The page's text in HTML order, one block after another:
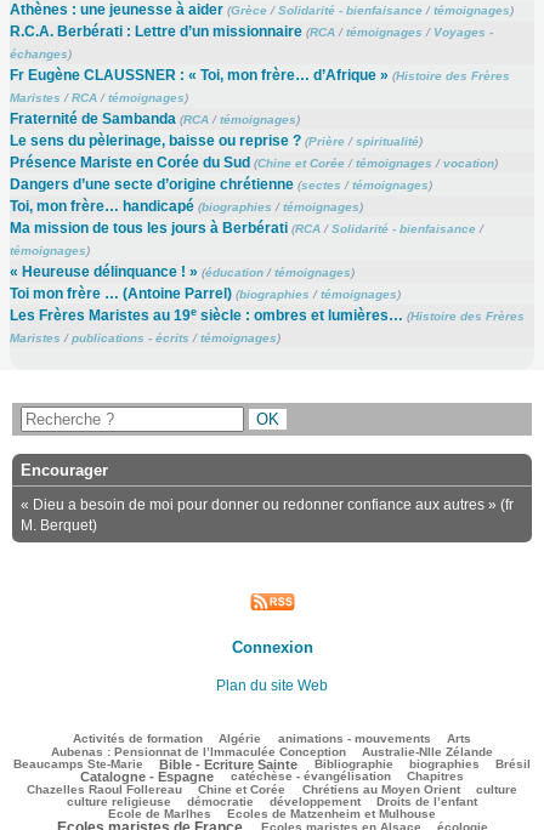
Athènes : une jeunesse à aider (Grèce/Solidarité - bienfaisance/témoignages)
R.C.A. Berbérati : Lettre d’un missionnaire (RCA/témoignages / Voyages -
échanges)
Fr Eugène CLAUSSNER : « Toi, mon frère… d’Afrique » (Histoire des Frères
Maristes /RCA/témoignages)
Fraternité de Sambanda (RCA/témoignages)
Le sens du pèlerinage, baisse ou reprise ? (Prière/spiritualité)
Présence Mariste en Corée du Sud (Chine et Corée/témoignages /vocation)
Dangers d’une secte d’origine chrétienne (sectes /témoignages)
Toi, mon frère… handicapé (biographies /témoignages)
Ma mission de tous les jours à Berbérati (RCA/Solidarité - bienfaisance/
témoignages)
« Heureuse délinquance ! » (éducation/témoignages)
Toi mon frère … (Antoine Parrel) (biographies /témoignages)
Les Frères Maristes au 19esiècle : ombres et lumières… (Histoire des Frères
Maristes /publications - écrits /témoignages)
Encourager
« Dieu a besoin de moi pour donner ou redonner confiance aux autres » (fr
M. Berquet)
Connexion
Plan du site Web
Activités de formation Algérie animations - mouvements Arts
Aubenas : Pensionnat de l’Immaculée Conception
100/2655 Australie-Nlle Zélande
65/2655
Beaucamps Ste-Marie
579/2655 Bible - Ecriture Sainte
45/2655 Bibliographie
374/2655 biographies
161/2655 Brésil
610/2655
Catalogne - Espagne catéchèse - évangélisation Chapitres
Chazelles Raoul Follereau
90/2655 Chine et Corée
204/2655 Chrétiens au Moyen Orient
317/2655 culture
21/2655
culture religieuse
démocratie développement Droits de l’enfant
Ecole de Marlhes
Ecoles de Matzenheim et Mulhouse
174/2655 Ecoles maristes en Alsace
426/2655 écologie